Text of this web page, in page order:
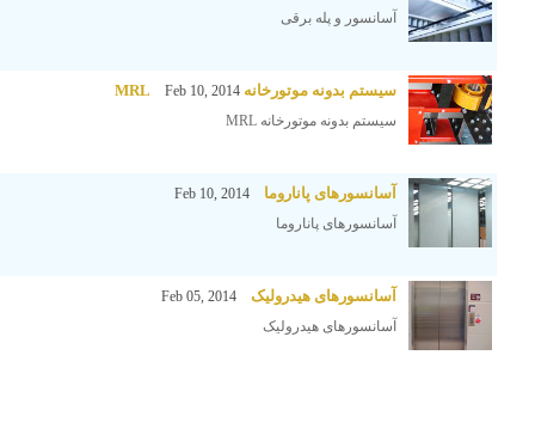
آسانسور و پله برقی
سیستم بدونه موتورخانه MRL Feb 10, 2014
سیستم بدونه موتورخانه MRL
آسانسورهای پاناروما
آسانسورهای پاناروما
آسانسورهای هیدرولیک
آسانسورهای هیدرولیک